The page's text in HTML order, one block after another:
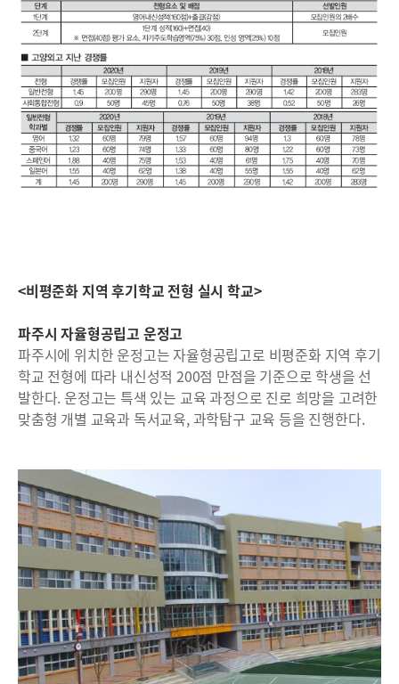
<비평준화 지역 후기학교 전형 실시 학교>
파주시 자율형공립고 운정고
파주시에 위치한 운정고는 자율형공립고로 비평준화 지역 후기
학교 전형에 따라 내신성적 200점 만점을 기준으로 학생을 선
발한다. 운정고는 특색 있는 교육 과정으로 진로 희망을 고려한
맞춤형 개별 교육과 독서교육, 과학탐구 교육 등을 진행한다.